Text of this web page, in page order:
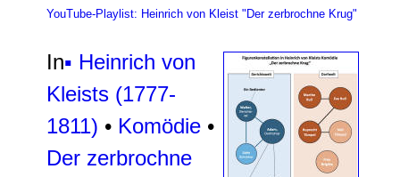
YouTube-Playlist: Heinrich von Kleist "Der zerbrochne Krug"
In▪ Heinrich von
Kleists (1777-
1811) • Komödie •
Der zerbrochne